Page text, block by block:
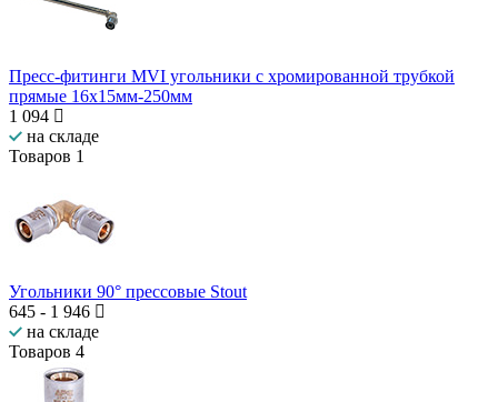
Пресс-фитинги MVI угольники с хромированной трубкой
прямые 16x15мм-250мм
1 094
на складе
Товаров 1
Угольники 90° прессовые Stout
645 - 1 946
на складе
Товаров 4